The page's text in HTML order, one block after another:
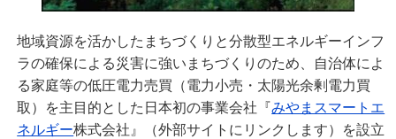
地域資源を活かしたまちづくりと分散型エネルギーインフ
ラの確保による災害に強いまちづくりのため、自治体によ
る家庭等の低圧電力売買（電力小売・太陽光余剰電力買
取）を主目的とした日本初の事業会社『みやまスマートエ
ネルギー株式会社』（外部サイトにリンクします）を設立